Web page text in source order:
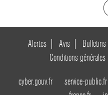
Alertes Avis Bulletins
Conditions générales
cyber.gouv.fr service-public.fr